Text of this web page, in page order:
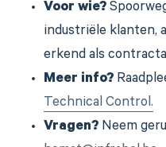
Voor wie?
industriële klanten,
erkend als
Meer info?
Technical Control.
Vragen? Neem